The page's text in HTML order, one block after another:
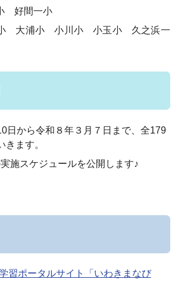
好間一小
大浦小 小川小 小玉小 久之浜一
日から令和８年３月７日まで、全179
きます。
施スケジュールを公開します♪
習ポータルサイト「いわきまなび